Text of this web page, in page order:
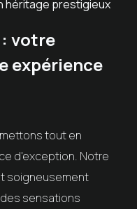
héritage prestigieux
votre
expérience
tout en
d'exception. Notre
soigneusement
sensations